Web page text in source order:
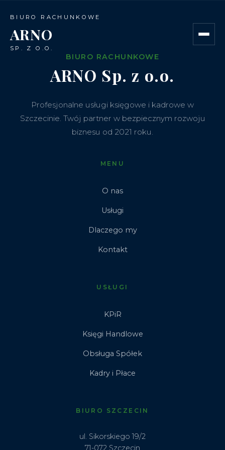
BIURO RACHUNKOWE
ARNO
SP. Z O.O.
BIURO RACHUNKOWE
ARNO Sp. z o.o.
Profesjonalne usługi księgowe i kadrowe w
Szczecinie. Twój partner w bezpiecznym rozwoju
biznesu od 2021 roku.
MENU
O nas
Usługi
Dlaczego my
Kontakt
USŁUGI
KPiR
Księgi Handlowe
Obsługa Spółek
Kadry i Płace
BIURO SZCZECIN
ul. Sikorskiego 19/2
71-072 Szczecin